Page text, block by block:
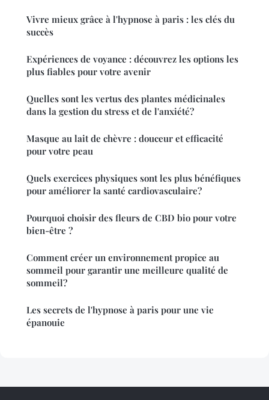
Vivre mieux grâce à l'hypnose à paris : les clés du
succès
Expériences de voyance : découvrez les options les
plus fiables pour votre avenir
Quelles sont les vertus des plantes médicinales
dans la gestion du stress et de l'anxiété?
Masque au lait de chèvre : douceur et efficacité
pour votre peau
Quels exercices physiques sont les plus bénéfiques
pour améliorer la santé cardiovasculaire?
Pourquoi choisir des fleurs de CBD bio pour votre
bien-être ?
Comment créer un environnement propice au
sommeil pour garantir une meilleure qualité de
sommeil?
Les secrets de l'hypnose à paris pour une vie
épanouie